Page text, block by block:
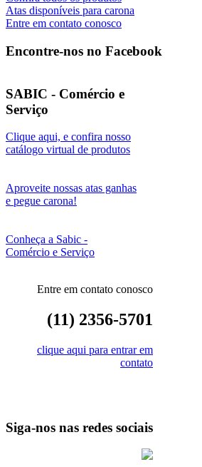
Atas disponíveis para carona
Entre em contato conosco
Encontre-nos no Facebook
SABIC - Comércio e
Serviço
Clique aqui, e confira nosso
catálogo virtual de produtos
Aproveite nossas atas ganhas
e pegue carona!
Conheça a Sabic -
Comércio e Serviço
Entre em contato conosco
(11) 2356-5701
clique aqui para entrar em
contato
Siga-nos nas redes sociais